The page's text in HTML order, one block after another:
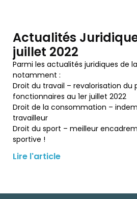
Actualités
juillet 2022
Parmi les actualités juridiques de
notamment :
Droit du travail – revalorisation du
fonctionnaires au 1er juillet 2022
Droit de la consommation –
travailleur
Droit du sport – meilleur
sportive !
Lire l'article